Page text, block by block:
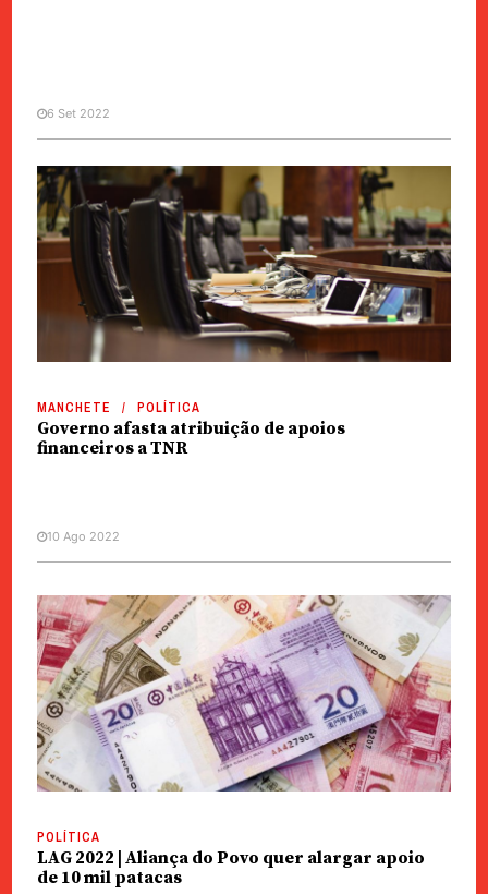
MANCHETE POLÍTICA
Inquérito | Pedidos cheque e
cartão de consumo na próxima
ronda de apoios
6 Set 2022
MANCHETE POLÍTICA
Governo afasta atribuição de apoios
financeiros a TNR
10 Ago 2022
POLÍTICA
LAG 2022 | Aliança do Povo quer alargar apoio
de 10 mil patacas